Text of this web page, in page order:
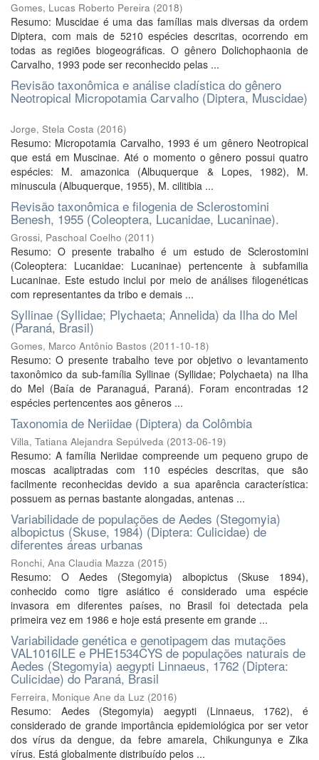
Gomes, Lucas Roberto Pereira (2018)
Resumo: Muscidae é uma das famílias mais diversas da ordem
Diptera, com mais de 5210 espécies descritas, ocorrendo em
todas as regiões biogeográficas. O gênero Dolichophaonia de
Carvalho, 1993 pode ser reconhecido pelas ...
Revisão taxonômica e análise cladística do gênero
Neotropical Micropotamia Carvalho (Diptera, Muscidae)
Jorge, Stela Costa (2016)
Resumo: Micropotamia Carvalho, 1993 é um gênero Neotropical
que está em Muscinae. Até o momento o gênero possui quatro
espécies: M. amazonica (Albuquerque & Lopes, 1982), M.
minuscula (Albuquerque, 1955), M. cilitibia ...
Revisão taxonômica e filogenia de Sclerostomini
Benesh, 1955 (Coleoptera, Lucanidae, Lucaninae).
Grossi, Paschoal Coelho (2011)
Resumo: O presente trabalho é um estudo de Sclerostomini
(Coleoptera: Lucanidae: Lucaninae) pertencente à subfamilia
Lucaninae. Este estudo inclui por meio de análises filogenéticas
com representantes da tribo e demais ...
Syllinae (Syllidae; Plychaeta; Annelida) da Ilha do Mel
(Paraná, Brasil)
Gomes, Marco Antônio Bastos (2011-10-18)
Resumo: O presente trabalho teve por objetivo o levantamento
taxonômico da sub-família Syllinae (Syllidae; Polychaeta) na Ilha
do Mel (Baía de Paranaguá, Paraná). Foram encontradas 12
espécies pertencentes aos gêneros ...
Taxonomia de Neriidae (Diptera) da Colômbia
Villa, Tatiana Alejandra Sepúlveda (2013-06-19)
Resumo: A família Neriidae compreende um pequeno grupo de
moscas acaliptradas com 110 espécies descritas, que são
facilmente reconhecidas devido a sua aparência característica:
possuem as pernas bastante alongadas, antenas ...
Variabilidade de populações de Aedes (Stegomyia)
albopictus (Skuse, 1984) (Diptera: Culicidae) de
diferentes áreas urbanas
Ronchi, Ana Claudia Mazza (2015)
Resumo: O Aedes (Stegomyia) albopictus (Skuse 1894),
conhecido como tigre asiático é considerado uma espécie
invasora em diferentes países, no Brasil foi detectada pela
primeira vez em 1986 e hoje está presente em grande ...
Variabilidade genética e genotipagem das mutações
VAL1016ILE e PHE1534CYS de populações naturais de
Aedes (Stegomyia) aegypti Linnaeus, 1762 (Diptera:
Culicidae) do Paraná, Brasil
Ferreira, Monique Ane da Luz (2016)
Resumo: Aedes (Stegomyia) aegypti (Linnaeus, 1762), é
considerado de grande importância epidemiológica por ser vetor
dos vírus da dengue, da febre amarela, Chikungunya e Zika
vírus. Está globalmente distribuído pelos ...